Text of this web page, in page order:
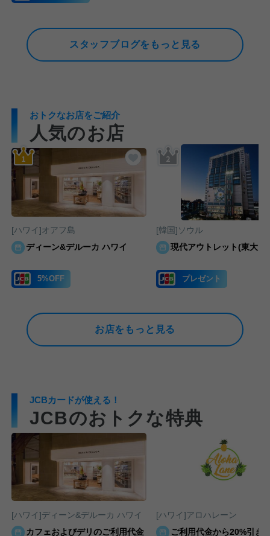
スタッフブログをもっと見る
おトクなお店をご紹介
人気のお店
に入りに追加する
ディーン&デルーカ ハワイ
[ハワイ]オアフ島
5%OFF
お気に入りに追加する
現代アウトレット(東大門
[韓国]ソウル
プレゼント
お店をもっと見る
JCBカードが使える！
JCBのおトクな特典
カフェおよびデリのご利用代金
[ハワイ]ディーン&デルーカ ハワイ
ご利用代金から20%引き
[ハワイ]アロハレーン